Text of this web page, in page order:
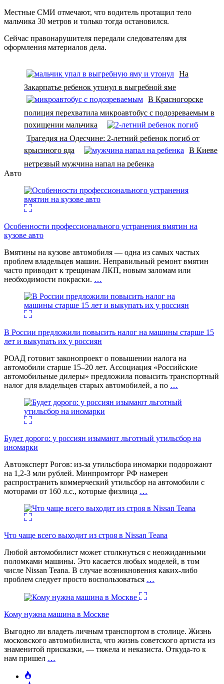
Местные СМИ отмечают, что водитель протащил тело
мальчика 30 метров и только тогда остановился.
Сейчас правонарушителя передали следователям для
оформления материалов дела.
На
Закарпатье ребенок утонул в выгребной яме
В Красногорске
полиция перехватила микроавтобус с подозреваемым в
похищении мальчика
Трагедия на Одесчине: 2-летний ребенок погиб от
крысиного яда
В Киеве
нетрезвый мужчина напал на ребенка
Авто
Особенности профессионального устранения вмятин на
кузове авто
Вмятины на кузове автомобиля — одна из самых частых
проблем владельцев машин. Неправильный ремонт вмятин
часто приводит к трещинам ЛКП, новым заломам или
необходимости покраски. …
В России предложили повысить налог на машины старше 15
лет и выкупать их у россиян
РОАД готовит законопроект о повышении налога на
автомобили старше 15–20 лет. Ассоциация «Российские
автомобильные дилеры» предложила повысить транспортный
налог для владельцев старых автомобилей, а по …
Будет дорого: у россиян изымают льготный утильсбор на
иномарки
Автоэксперт Рогов: из-за утильсбора иномарки подорожают
на 1,2-3 млн рублей. Минпромторг РФ намерен
распространить коммерческий утильсбор на автомобили с
моторами от 160 л.с., которые физлица …
Что чаще всего выходит из строя в Nissan Teana
Любой автомобилист может столкнуться с неожиданными
поломками машины. Это касается любых моделей, в том
числе Nissan Teana. В случае возникновения каких-либо
проблем следует просто воспользоваться …
Кому нужна машина в Москве
Выгодно ли владеть личным транспортом в столице. Жизнь
московского автомобилиста, что жизнь советского артиста из
знаменитой присказки, — тяжела и неказиста. Откуда-то к
нам пришел …